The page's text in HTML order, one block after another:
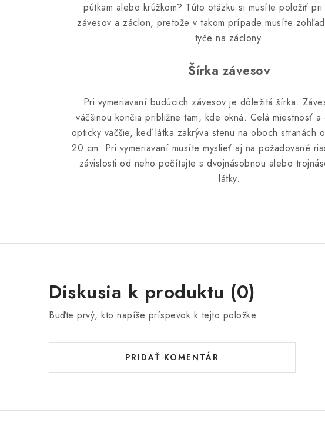
pútkam alebo krúžkom? Túto otázku si musíte položiť pri
závesov a záclon, pretože v takom prípade musíte
tyče na záclony.
Šírka závesov
Pri vymeriavaní budúcich závesov je dôležitá šírka.
väčšinou končia približne tam, kde okná. Celá miestnosť a
opticky väčšie, keď látka zakrýva stenu na oboch stranách
20 cm. Pri vymeriavaní musíte myslieť aj na požadované
závislosti od neho počítajte s dvojnásobnou alebo
látky.
Diskusia k produktu (0)
Buďte prvý, kto napíše príspevok k tejto položke.
PRIDAŤ KOMENTÁR